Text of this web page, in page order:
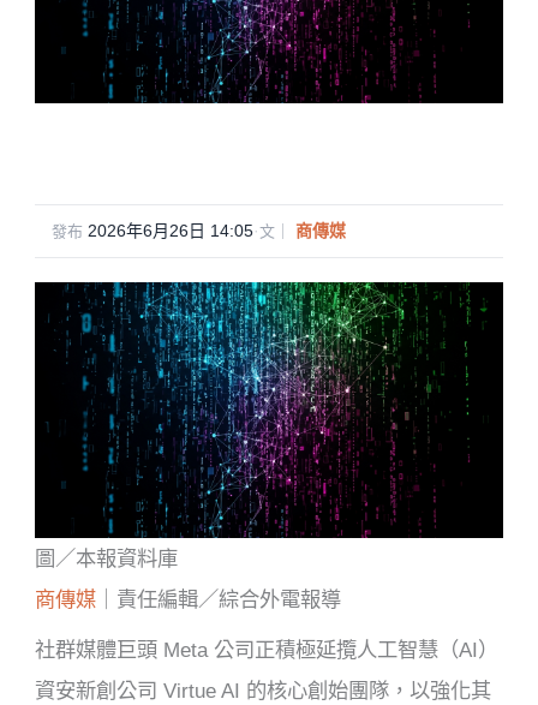
發布 2026年6月26日 14:05·文｜ 商傳媒
圖／本報資料庫
商傳媒 ｜責任編輯／綜合外電報導
社群媒體巨頭 Meta 公司正積極延攬人工智慧（AI）
資安新創公司 Virtue AI 的核心創始團隊，以強化其